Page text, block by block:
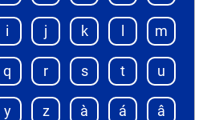
i j k m
q r s t u
y z à á â